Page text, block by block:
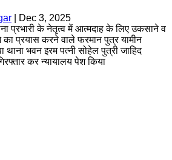
Dec 3, 2025
प्रभारी के नेतृत्व में आत्मदाह के लिए उकसाने व
का प्रयास करने वाले फरमान पुत्र यामीन
थाना भवन इरम पत्नी सोहेल पुत्री जाहिद
कर न्यायालय पेश किया